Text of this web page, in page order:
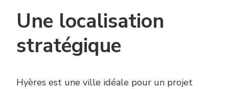
Une localisation
stratégique
Hyères est une ville idéale pour un projet